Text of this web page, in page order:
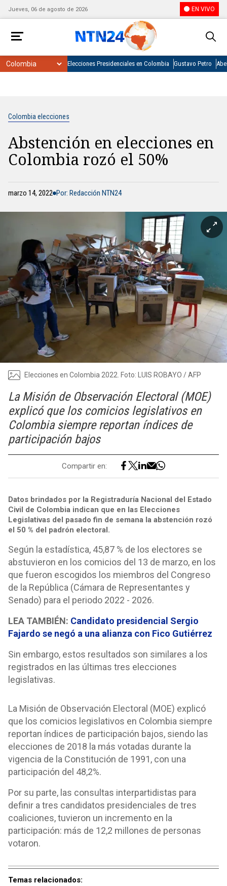
Jueves, 06 de agosto de 2026 EN VIVO
Elecciones Presidenciales en Colombia Gustavo Petro
Colombia elecciones
Abstención en elecciones en
Colombia rozó el 50%
marzo 14, 2022 Por: Redacción NTN24
Elecciones en Colombia 2022. Foto: LUIS ROBAYO / AFP
La Misión de Observación Electoral (MOE)
explicó que los comicios legislativos en
Colombia siempre reportan índices de
participación bajos
Compartir en:
Datos brindados por la Registraduría Nacional del Estado
Civil de Colombia indican que en las Elecciones
Legislativas del pasado fin de semana la abstención rozó
el 50 % del padrón electoral.
Según la estadística, 45,87 % de los electores se
abstuvieron en los comicios del 13 de marzo, en los
que fueron escogidos los miembros del Congreso
de la República (Cámara de Representantes y
Senado) para el periodo 2022 - 2026.
LEA TAMBIÉN: Candidato presidencial Sergio
Fajardo se negó a una alianza con Fico Gutiérrez
Sin embargo, estos resultados son similares a los
registrados en las últimas tres elecciones
legislativas.
La Misión de Observación Electoral (MOE) explicó
que los comicios legislativos en Colombia siempre
reportan índices de participación bajos, siendo las
elecciones de 2018 la más votadas durante la
vigencia de la Constitución de 1991, con una
participación del 48,2%.
Por su parte, las consultas interpartidistas para
definir a tres candidatos presidenciales de tres
coaliciones, tuvieron un incremento en la
participación: más de 12,2 millones de personas
votaron.
Temas relacionados: